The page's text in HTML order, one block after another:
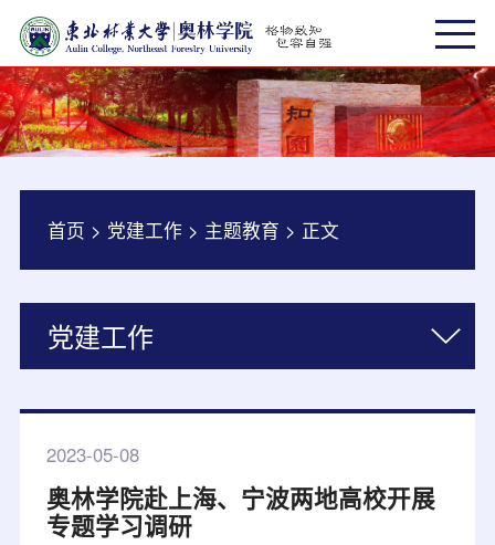
首页 > 党建工作 > 主题教育 > 正文
党建工作
2023-05-08
奥林学院赴上海、宁波两地高校开展
专题学习调研